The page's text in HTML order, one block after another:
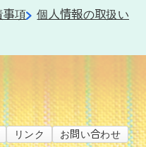
事項
個人情報の取扱い
リンク お問い合わせ